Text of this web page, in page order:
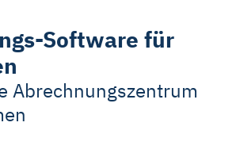
(TI)
Software für
Abrechnungszentrum